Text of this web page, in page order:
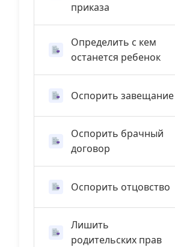
приказа
Определить с кем
останется ребенок
Оспорить завещание
Оспорить брачный
договор
Оспорить отцовство
Лишить
родительских прав